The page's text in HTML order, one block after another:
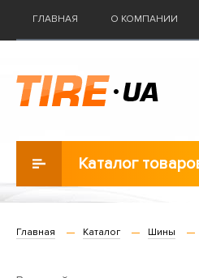
ГЛАВНАЯ О КОМПАНИИ
Каталог
Главная Каталог Шины